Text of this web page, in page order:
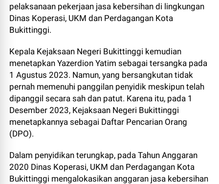
pelaksanaan pekerjaan jasa kebersihan di lingkungan
Dinas Koperasi, UKM dan Perdagangan Kota
Bukittinggi.
Kepala Kejaksaan Negeri Bukittinggi kemudian
menetapkan Yazerdion Yatim sebagai tersangka pada
1 Agustus 2023. Namun, yang bersangkutan tidak
pernah memenuhi panggilan penyidik meskipun telah
dipanggil secara sah dan patut. Karena itu, pada 1
Desember 2023, Kejaksaan Negeri Bukittinggi
menetapkannya sebagai Daftar Pencarian Orang
(DPO).
Dalam penyidikan terungkap, pada Tahun Anggaran
2020 Dinas Koperasi, UKM dan Perdagangan Kota
Bukittinggi mengalokasikan anggaran jasa kebersihan